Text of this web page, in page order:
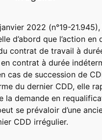
2022 (n°19-
d’abord que l’action en
contrat de travail à
contrat à durée
cas de succession de
du dernier CDD, elle
la demande en
se prévaloir d’une
CDD irrégulier.